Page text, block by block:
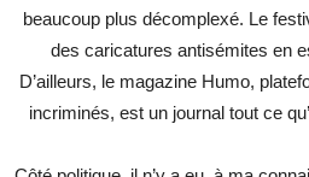
beaucoup plus décomplexé. Le
des caricatures antisémites en
D’ailleurs, le magazine Humo,
incriminés, est un journal tout ce